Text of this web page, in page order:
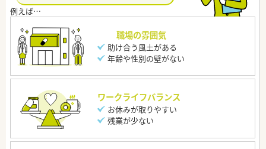
職場の雰囲気
助け合う風土がある
年齢や性別の壁がない
ワークライフバランス
お休みが取りやすい
残業が少ない